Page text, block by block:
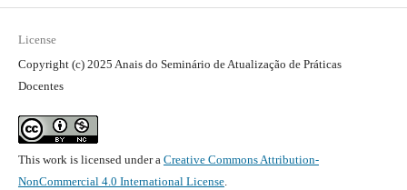
License
Copyright (c) 2025 Anais do Seminário de Atualização de Práticas
Docentes
This work is licensed under a Creative Commons Attribution-
NonCommercial 4.0 International License.